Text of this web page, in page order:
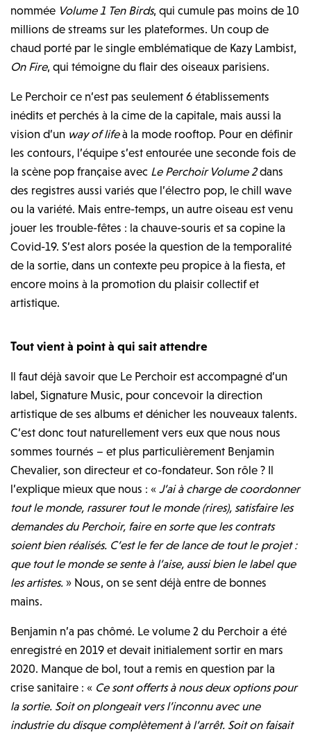
nommée Volume 1 Ten Birds, qui cumule pas moins de 10
millions de streams sur les plateformes. Un coup de
chaud porté par le single emblématique de Kazy Lambist,
On Fire, qui témoigne du flair des oiseaux parisiens.
Le Perchoir ce n’est pas seulement 6 établissements
inédits et perchés à la cime de la capitale, mais aussi la
vision d’un way of lifeà la mode rooftop. Pour en définir
les contours, l’équipe s’est entourée une seconde fois de
la scène pop française avec Le Perchoir Volume 2dans
des registres aussi variés que l’électro pop, le chill wave
ou la variété. Mais entre-temps, un autre oiseau est venu
jouer les trouble-fêtes : la chauve-souris et sa copine la
Covid-19. S’est alors posée la question de la temporalité
de la sortie, dans un contexte peu propice à la fiesta, et
encore moins à la promotion du plaisir collectif et
artistique.
Tout vient à point à qui sait attendre
Il faut déjà savoir que Le Perchoir est accompagné d’un
label, Signature Music, pour concevoir la direction
artistique de ses albums et dénicher les nouveaux talents.
C’est donc tout naturellement vers eux que nous nous
sommes tournés – et plus particulièrement Benjamin
Chevalier, son directeur et co-fondateur. Son rôle ? Il
l’explique mieux que nous : «J’ai à charge de coordonner
tout le monde, rassurer tout le monde (rires), satisfaire les
demandes du Perchoir, faire en sorte que les contrats
soient bien réalisés. C’est le fer de lance de tout le projet :
que tout le monde se sente à l’aise, aussi bien le label que
les artistes. » Nous, on se sent déjà entre de bonnes
mains.
Benjamin n’a pas chômé. Le volume 2 du Perchoir a été
enregistré en 2019 et devait initialement sortir en mars
2020. Manque de bol, tout a remis en question par la
crise sanitaire : « Ce sont offerts à nous deux options pour
la sortie. Soit on plongeait vers l’inconnu avec une
industrie du disque complètement à l’arrêt. Soit on faisait